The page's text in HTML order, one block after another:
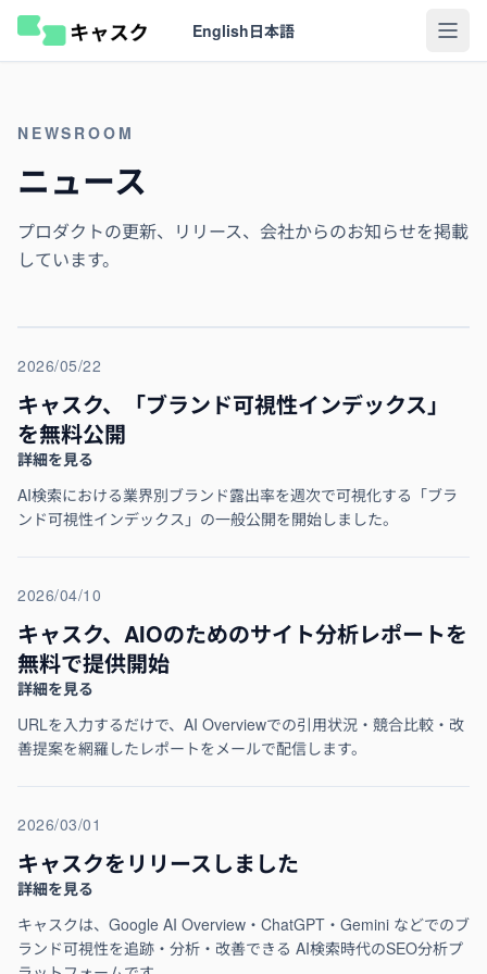
English日本語
NEWSROOM
ニュース
プロダクトの更新、リリース、会社からのお知らせを掲載
しています。
2026/05/22
キャスク、「ブランド可視性インデックス」
を無料公開
詳細を見る
AI検索における業界別ブランド露出率を週次で可視化する「ブラ
ンド可視性インデックス」の一般公開を開始しました。
2026/04/10
キャスク、AIOのためのサイト分析レポートを
無料で提供開始
詳細を見る
URLを入力するだけで、AI Overviewでの引用状況・競合比較・改
善提案を網羅したレポートをメールで配信します。
2026/03/01
キャスクをリリースしました
詳細を見る
キャスクは、Google AI Overview・ChatGPT・Gemini などでのブ
ランド可視性を追跡・分析・改善できる AI検索時代のSEO分析プ